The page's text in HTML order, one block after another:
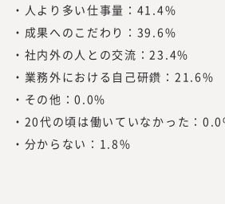
『みらいワークス総合研究所
式会社みらいワークスは、「
為に挑戦する人を増やす」を
「プロフェッショナル人材が
ステムを創造する」をビジョ
100年時代に、プロフェッシ
「独立、起業、副業、正社員
方や働く場所、働く目的に縛
・人より多い仕事量：41.4%
・成果へのこだわり：39.6%
・社内外の人との交流：23.4%
・業務外における自己研鑽：21.6%
・その他：0.0%
・20代の頃は働いていなかった：
・分からない：1.8%